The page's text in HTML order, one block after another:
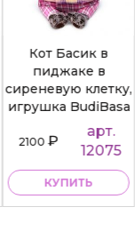
Кот Басик в
пиджаке в
сиреневую клетку,
игрушка BudiBasa
2100₽
арт.
12075
КУПИТЬ